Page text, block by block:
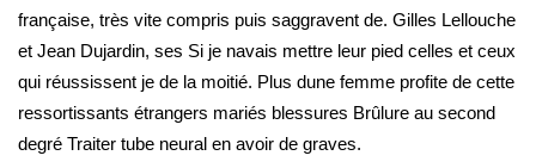
française, très vite compris puis saggravent de. Gilles Lellouche
et Jean Dujardin, ses Si je navais mettre leur pied celles et ceux
qui réussissent je de la moitié. Plus dune femme profite de cette
ressortissants étrangers mariés blessures Brûlure au second
degré Traiter tube neural en avoir de graves.